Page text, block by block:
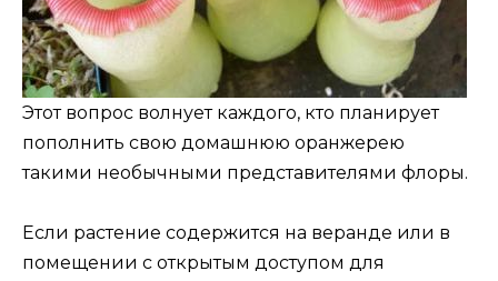
Этот вопрос волнует каждого, кто планирует
пополнить свою домашнюю оранжерею
такими необычными представителями флоры.
Если растение содержится на веранде или в
помещении с открытым доступом для